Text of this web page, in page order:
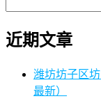
近期文章
潍坊坊子区
最新）